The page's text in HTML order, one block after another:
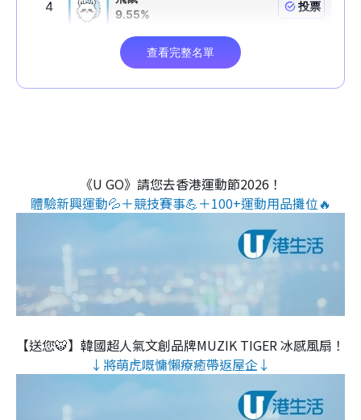
《U GO》請您去香港運動節2026！
體驗新興運動💦＋競技賽事💪＋100+運動用品攤位🔥
【送您🐯】韓國超人氣文創品牌MUZIK TIGER 冰感風扇！
↓將萌虎嘅慵懶療癒帶返屋企↓